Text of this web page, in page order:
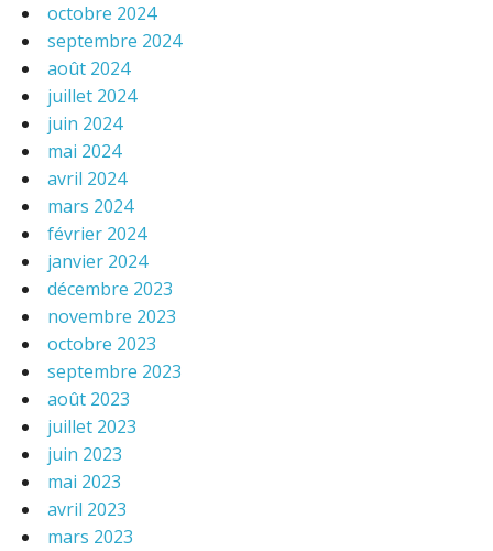
octobre 2024
septembre 2024
août 2024
juillet 2024
juin 2024
mai 2024
avril 2024
mars 2024
février 2024
janvier 2024
décembre 2023
novembre 2023
octobre 2023
septembre 2023
août 2023
juillet 2023
juin 2023
mai 2023
avril 2023
mars 2023